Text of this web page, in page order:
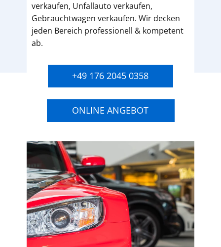
verkaufen, Unfallauto verkaufen,
Gebrauchtwagen verkaufen. Wir decken
jeden Bereich professionell & kompetent
ab.
+49 176 2045 0358
ONLINE ANGEBOT